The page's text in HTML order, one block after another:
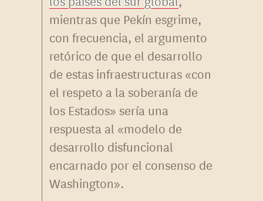
mientras que Pekín esgrime,
con frecuencia, el argumento
retórico de que el desarrollo
de estas infraestructuras «con
el respeto a la soberanía de
los Estados» sería una
respuesta al «modelo de
desarrollo disfuncional
encarnado por el consenso de
Washington».